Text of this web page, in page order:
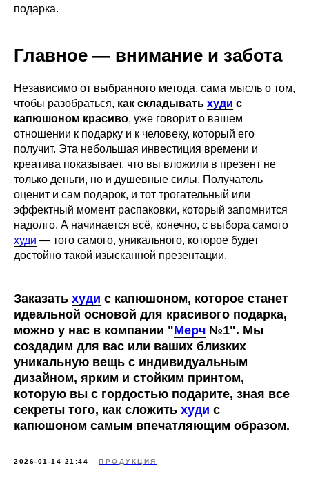
подарка.
Главное — внимание и забота
Независимо от выбранного метода, сама мысль о том,
чтобы разобраться, как складывать худи с
капюшоном красиво, уже говорит о вашем
отношении к подарку и к человеку, который его
получит. Эта небольшая инвестиция времени и
креатива показывает, что вы вложили в презент не
только деньги, но и душевные силы. Получатель
оценит и сам подарок, и тот трогательный или
эффектный момент распаковки, который запомнится
надолго. А начинается всё, конечно, с выбора самого
худи — того самого, уникального, которое будет
достойно такой изысканной презентации.
Заказать худи с капюшоном, которое станет
идеальной основой для красивого подарка,
можно у нас в компании "Мерч №1". Мы
создадим для вас или ваших близких
уникальную вещь с индивидуальным
дизайном, ярким и стойким принтом,
которую вы с гордостью подарите, зная все
секреты того, как сложить худи с
капюшоном самым впечатляющим образом.
2026-01-14 21:44 ПРОДУКЦИЯ